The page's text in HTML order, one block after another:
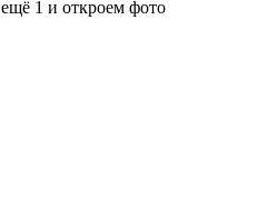
1 и откроем фото